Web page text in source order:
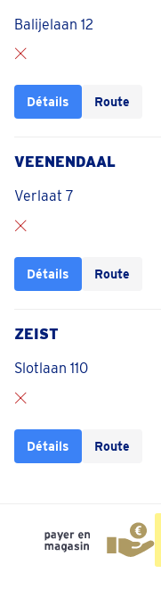
Balijelaan 12
Détails Route
VEENENDAAL
Verlaat 7
Détails Route
ZEIST
Slotlaan 110
Détails Route